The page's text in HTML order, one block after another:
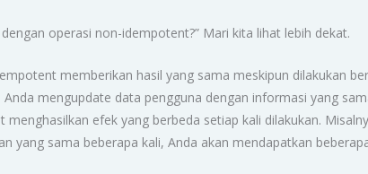
operasi non-idempotent?” Mari kita lihat lebih dekat.
memberikan hasil yang sama meskipun dilakukan
mengupdate data pengguna dengan informasi yang
efek yang berbeda setiap kali dilakukan.
yang sama beberapa kali, Anda akan mendapatkan